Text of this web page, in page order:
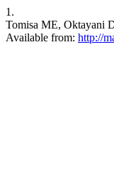
1.
Tomisa ME, Oktayani
Available from: http://